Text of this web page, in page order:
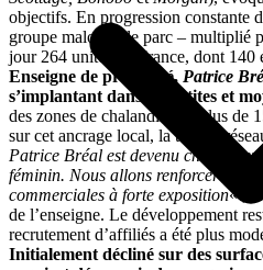
objectifs. En progression constante
groupe malouin, le parc – multiplié
jour 264 unités en France, dont
Enseigne de proximité, Patrice
s’implantant dans les petites et
des zones de chalandise de plus de
sur cet ancrage local, la tête de
Patrice Bréal est devenu
féminin. Nous allons renforcer
commerciales à forte exposition« ,
de l’enseigne. Le développement
recrutement d’affiliés a été plus
Initialement décliné sur des